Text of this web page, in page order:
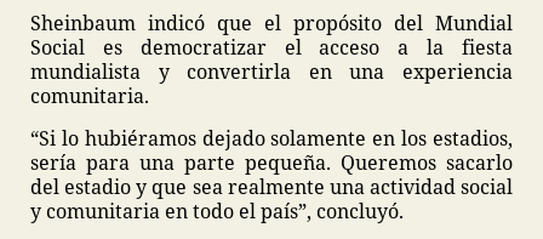
Sheinbaum indicó que el propósito del Mundial
Social es democratizar el acceso a la fiesta
mundialista y convertirla en una experiencia
comunitaria.
“Si lo hubiéramos dejado solamente en los estadios,
sería para una parte pequeña. Queremos sacarlo
del estadio y que sea realmente una actividad social
y comunitaria en todo el país”, concluyó.